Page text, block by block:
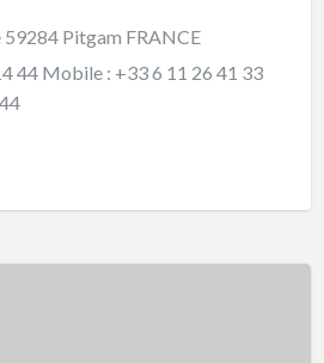
59284 Pitgam FRANCE
44 Mobile : +33 6 11 26 41 33